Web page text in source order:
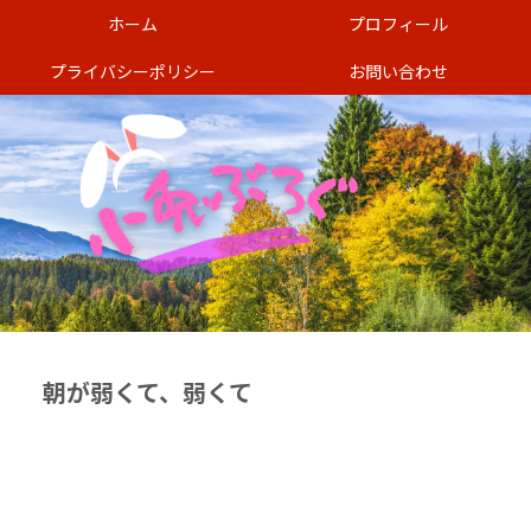
ホーム
プロフィール
プライバシーポリシー
お問い合わせ
朝が弱くて、弱くて